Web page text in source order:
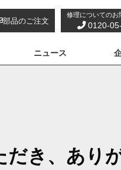
部品のご注文
修理についてのお
0120-
ニュース
き、あり